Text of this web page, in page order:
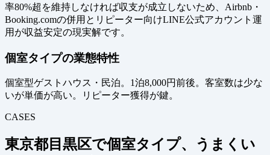
率80%超を維持しなければ収支が成立しないため、Airbnb・
Booking.comの併用とリピーター向けLINE公式アカウント運
用が収益安定の現実解です。
個室タイプの業態特性
個室型ゲストハウス・民泊。1泊8,000円前後。客室数は少な
いが単価が高い。リピーター獲得が鍵。
CASES
東京都目黒区で個室タイプ、うまくい